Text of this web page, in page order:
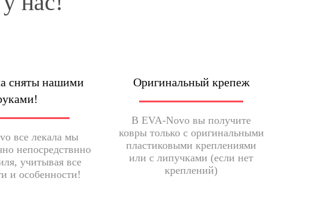
сняты нашими
все лекала мы
непосредствнно
учитывая все
и особенности!
Оригинальный крепеж
В EVA-Novo вы получите
ковры только с оригинальными
пластиковыми креплениями
или с липучками (если нет
креплений)